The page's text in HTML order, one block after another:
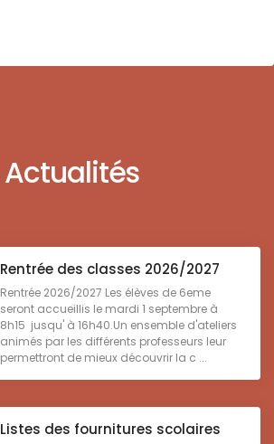
Actualités
Rentrée des classes 2026/2027
Rentrée 2026/2027 Les élèves de 6eme
seront accueillis le mardi 1 septembre à
8h15 jusqu' à 16h40.Un ensemble d'ateliers
animés par les différents professeurs leur
permettront de mieux découvrir la c ...
Listes des fournitures scolaires